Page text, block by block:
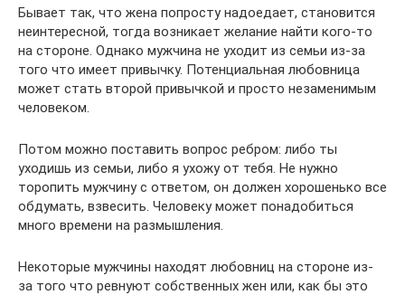
Бывает так, что жена попросту надоедает, становится
неинтересной, тогда возникает желание найти кого-то
на стороне. Однако мужчина не уходит из семьи из-за
того что имеет привычку. Потенциальная любовница
может стать второй привычкой и просто незаменимым
человеком.
Потом можно поставить вопрос ребром: либо ты
уходишь из семьи, либо я ухожу от тебя. Не нужно
торопить мужчину с ответом, он должен хорошенько все
обдумать, взвесить. Человеку может понадобиться
много времени на размышления.
Некоторые мужчины находят любовниц на стороне из-
за того что ревнуют собственных жен или, как бы это